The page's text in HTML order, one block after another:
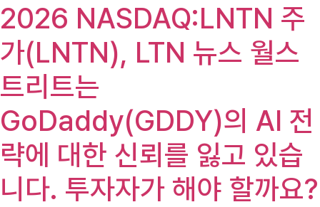
2026 NASDAQ:LNTN 주
가(LNTN), LTN 뉴스 월스
트리트는
GoDaddy(GDDY)의 AI 전
략에 대한 신뢰를 잃고 있습
니다. 투자자가 해야 할까요?